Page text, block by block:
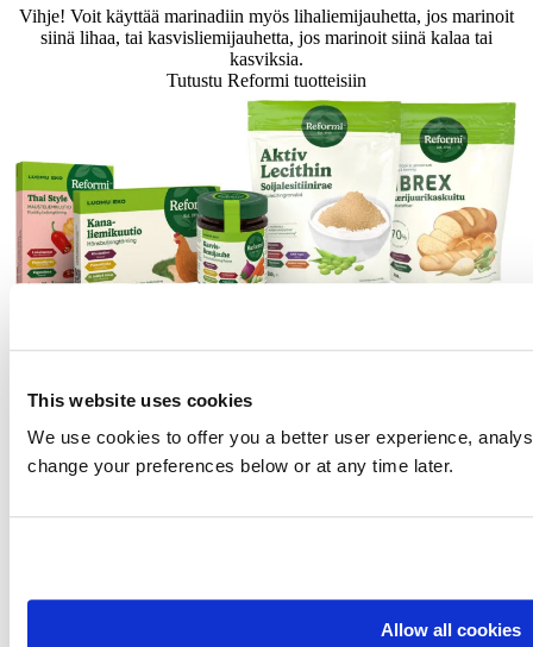
This website uses cookies
We use cookies to offer you a better user experience,
change your preferences below or at any time later.
Allow all cookies
Vihje! Voit käyttää marinadiin myös lihaliemijauhetta, jos marinoit
siinä lihaa, tai kasvisliemijauhetta, jos marinoit siinä kalaa tai
kasviksia.
Tutustu Reformi tuotteisiin
Herkulliset Reformi tuotteet löydät hyvin varustelluista
päivittäistavarakaupoista ja useista
Heräsikö kysymyksiä tai haluatko antaa palautetta?
Ota meihin yhteyttä!